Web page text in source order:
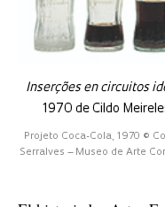
Inserções en circuitos
1970 de Cildo
Projeto Coca-Cola, 1970 ©
Serralves – Museo de Arte